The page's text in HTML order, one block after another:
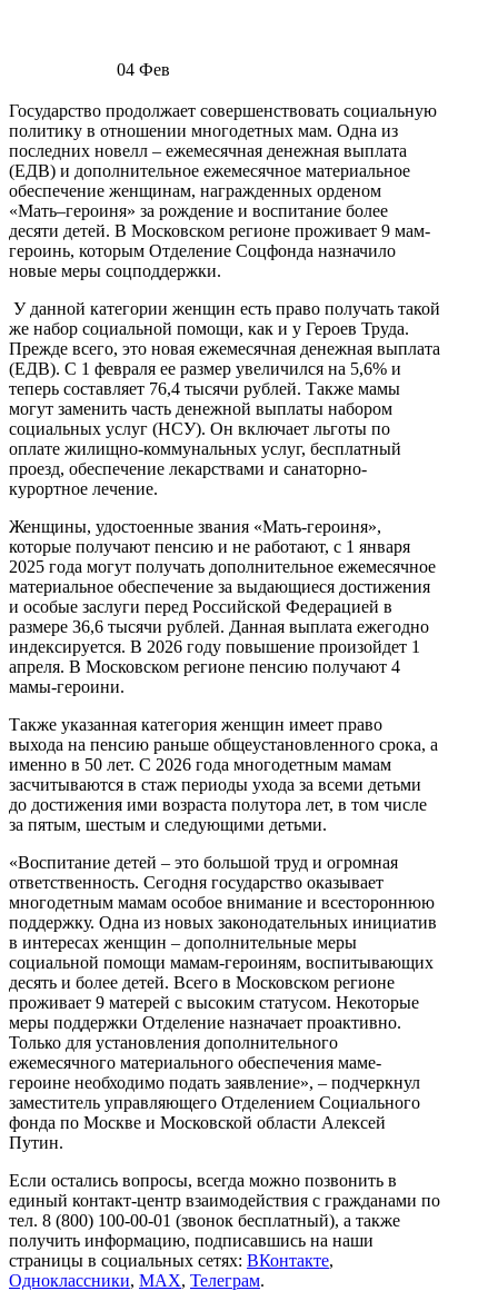
04Фев
Государство продолжает совершенствовать социальную
политику в отношении многодетных мам. Одна из
последних новелл – ежемесячная денежная выплата
(ЕДВ) и дополнительное ежемесячное материальное
обеспечение женщинам, награжденных орденом
«Мать–героиня» за рождение и воспитание более
десяти детей. В Московском регионе проживает 9 мам-
героинь, которым Отделение Соцфонда назначило
новые меры соцподдержки.
У данной категории женщин есть право получать такой
же набор социальной помощи, как и у Героев Труда.
Прежде всего, это новая ежемесячная денежная выплата
(ЕДВ). С 1 февраля ее размер увеличился на 5,6% и
теперь составляет 76,4 тысячи рублей. Также мамы
могут заменить часть денежной выплаты набором
социальных услуг (НСУ). Он включает льготы по
оплате жилищно-коммунальных услуг, бесплатный
проезд, обеспечение лекарствами и санаторно-
курортное лечение.
Женщины, удостоенные звания «Мать-героиня»,
которые получают пенсию и не работают, с 1 января
2025 года могут получать дополнительное ежемесячное
материальное обеспечение за выдающиеся достижения
и особые заслуги перед Российской Федерацией в
размере 36,6 тысячи рублей. Данная выплата ежегодно
индексируется. В 2026 году повышение произойдет 1
апреля. В Московском регионе пенсию получают 4
мамы-героини.
Также указанная категория женщин имеет право
выхода на пенсию раньше общеустановленного срока, а
именно в 50 лет. С 2026 года многодетным мамам
засчитываются в стаж периоды ухода за всеми детьми
до достижения ими возраста полутора лет, в том числе
за пятым, шестым и следующими детьми.
«Воспитание детей – это большой труд и огромная
ответственность. Сегодня государство оказывает
многодетным мамам особое внимание и всестороннюю
поддержку. Одна из новых законодательных инициатив
в интересах женщин – дополнительные меры
социальной помощи мамам-героиням, воспитывающих
десять и более детей. Всего в Московском регионе
проживает 9 матерей с высоким статусом. Некоторые
меры поддержки Отделение назначает проактивно.
Только для установления дополнительного
ежемесячного материального обеспечения маме-
героине необходимо подать заявление», – подчеркнул
заместитель управляющего Отделением Социального
фонда по Москве и Московской области Алексей
Путин.
Если остались вопросы, всегда можно позвонить в
единый контакт-центр взаимодействия с гражданами по
тел. 8 (800) 100-00-01 (звонок бесплатный), а также
получить информацию, подписавшись на наши
страницы в социальных сетях: ВКонтакте,
Одноклассники, МАХ, Телеграм.